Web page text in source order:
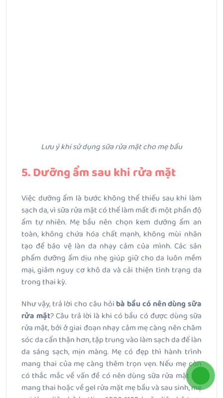
Lưu ý khi sử dụng sữa rửa mặt cho mẹ bầu
5. Dưỡng ẩm sau khi rửa mặt
Việc dưỡng ẩm là bước không thể thiếu sau khi làm
sạch da, vì sữa rửa mặt có thể làm mất đi một phần độ
ẩm tự nhiên. Mẹ bầu nên chọn kem dưỡng ẩm an
toàn, không chứa hóa chất mạnh, không mùi nhân
tạo để bảo vệ làn da nhạy cảm của mình. Các sản
phẩm dưỡng ẩm dịu nhẹ giúp giữ cho da luôn mềm
mại, giảm nguy cơ khô da và cải thiện tình trạng da
trong thai kỳ.
Như vậy, trả lời cho câu hỏi bà bầu có nên dùng sữa
rửa mặt? Câu trả lời là khi có bầu có được dùng sữa
rửa mặt, bởi ở giai đoạn nhạy cảm mẹ càng nên chăm
sóc da cẩn thận hơn, tập trung vào làm sạch da để làn
da sáng sạch, mịn màng. Mẹ có đẹp thì hành trình
mang thai của mẹ càng thêm trọn vẹn. Nếu mẹ còn
có thắc mắc về vấn đề có nên dùng sữa rửa mặt khi
mang thai hoặc về gel rửa mặt mẹ bầu và sau sinh, mẹ